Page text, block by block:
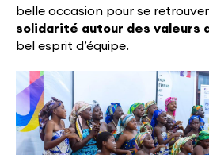
belle occasion pour se
solidarité autour des valeurs
bel esprit d’équipe.